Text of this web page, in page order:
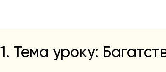
1. Тема уроку: